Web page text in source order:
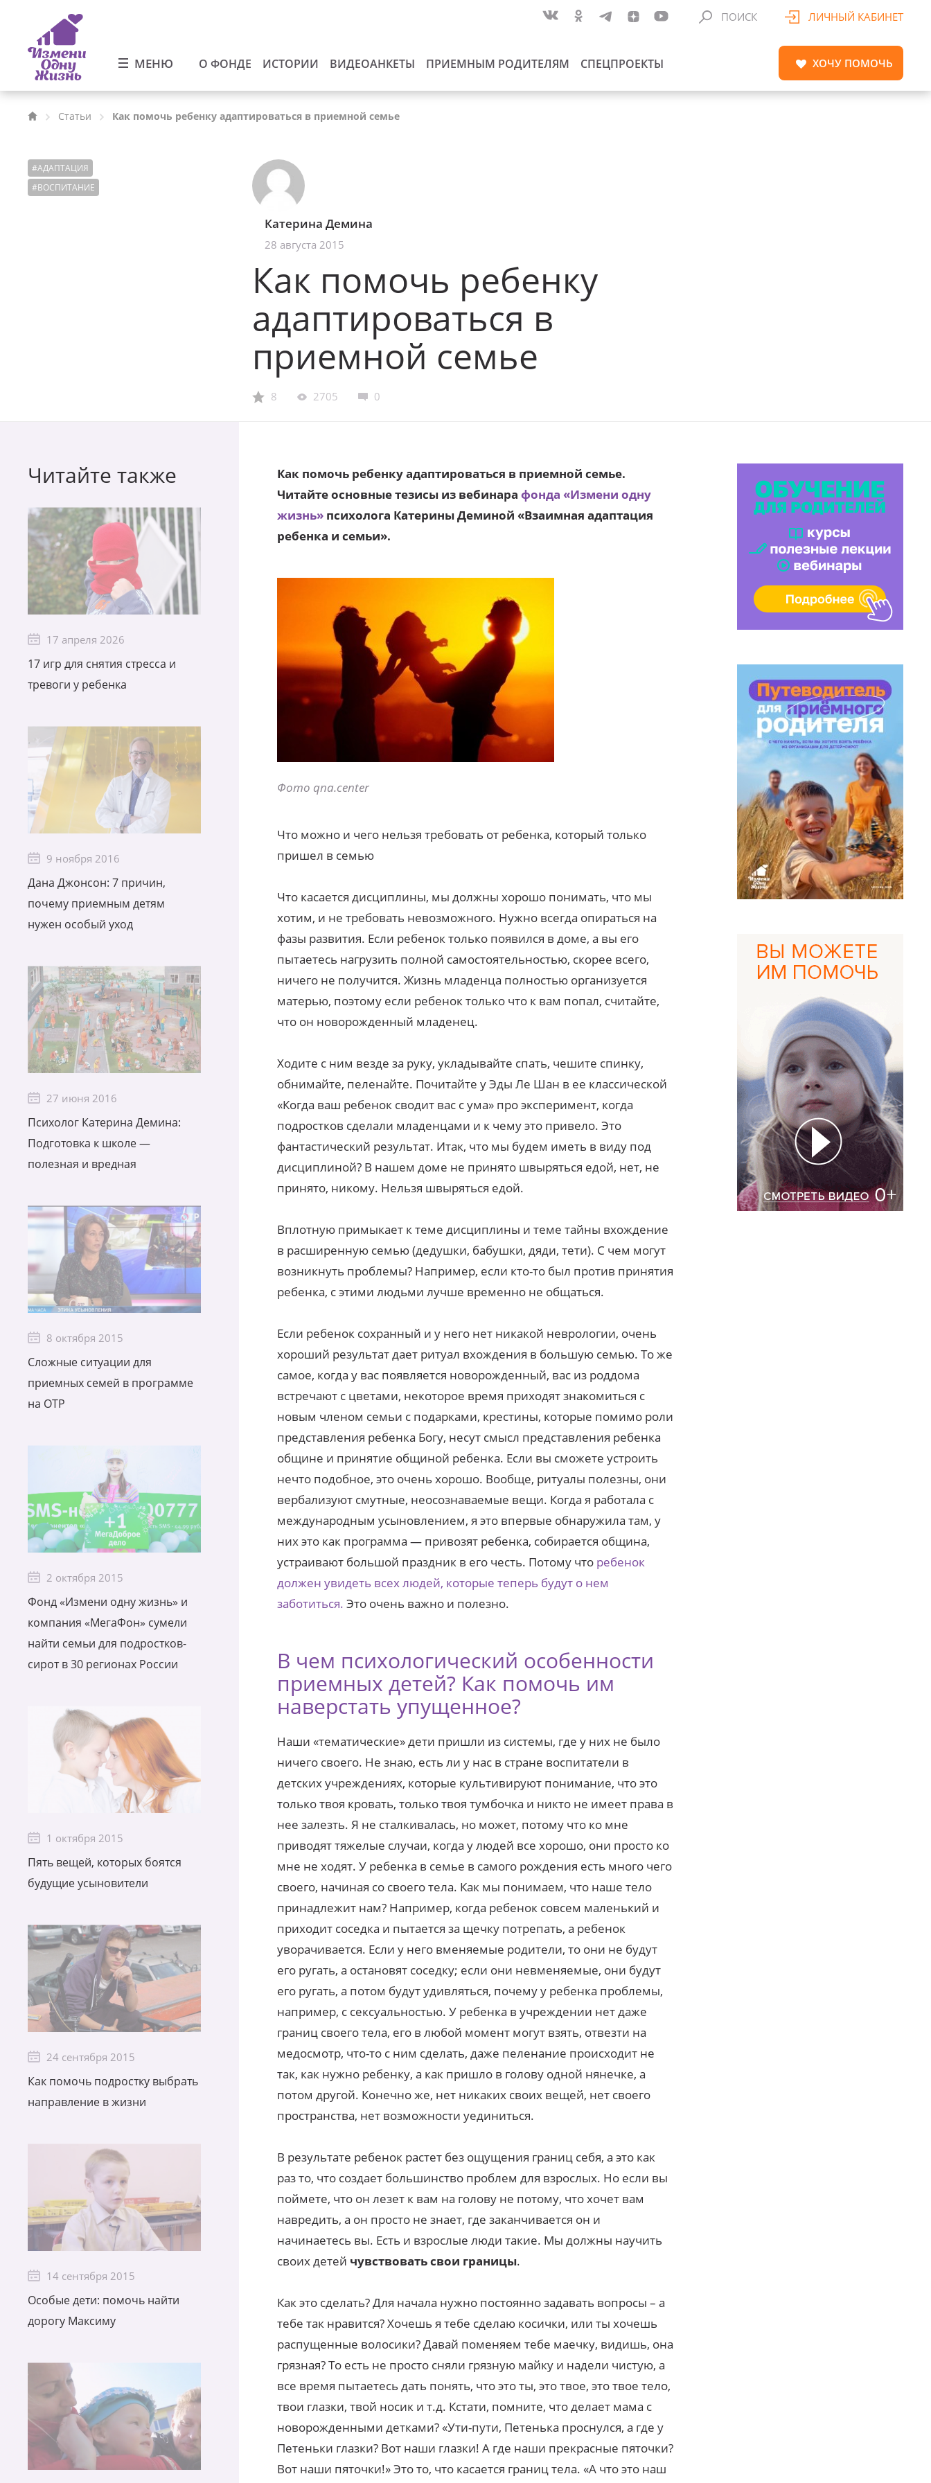
МЕНЮ О ФОНДЕ ИСТОРИИ ВИДЕОАНКЕТЫ ПРИЕМНЫМ РОДИТЕЛЯМ СПЕЦПРОЕКТЫ
ПОИСК ЛИЧНЫЙ КАБИНЕТ
ХОЧУ ПОМОЧЬ
Статьи Как помочь ребенку адаптироваться в приемной семье
#АДАПТАЦИЯ
#ВОСПИТАНИЕ
Катерина Демина
28 августа 2015
Как помочь ребенку
адаптироваться в
приемной семье
8 2705 0
Читайте также
17 апреля 2026
17 игр для снятия стресса и
тревоги у ребенка
9 ноября 2016
Дана Джонсон: 7 причин,
почему приемным детям
нужен особый уход
27 июня 2016
Психолог Катерина Демина:
Подготовка к школе —
полезная и вредная
8 октября 2015
Сложные ситуации для
приемных семей в программе
на ОТР
2 октября 2015
Фонд «Измени одну жизнь» и
компания «МегаФон» сумели
найти семьи для подростков-
сирот в 30 регионах России
1 октября 2015
Пять вещей, которых боятся
будущие усыновители
24 сентября 2015
Как помочь подростку выбрать
направление в жизни
14 сентября 2015
Особые дети: помочь найти
дорогу Максиму
Как помочь ребенку адаптироваться в приемной семье.
Читайте основные тезисы из вебинара фонда «Измени одну
жизнь» психолога Катерины Деминой «Взаимная адаптация
ребенка и семьи».
Фото qna.center
Что можно и чего нельзя требовать от ребенка, который только
пришел в семью
Что касается дисциплины, мы должны хорошо понимать, что мы
хотим, и не требовать невозможного. Нужно всегда опираться на
фазы развития. Если ребенок только появился в доме, а вы его
пытаетесь нагрузить полной самостоятельностью, скорее всего,
ничего не получится. Жизнь младенца полностью организуется
матерью, поэтому если ребенок только что к вам попал, считайте,
что он новорожденный младенец.
Ходите с ним везде за руку, укладывайте спать, чешите спинку,
обнимайте, пеленайте. Почитайте у Эды Ле Шан в ее классической
«Когда ваш ребенок сводит вас с ума» про эксперимент, когда
подростков сделали младенцами и к чему это привело. Это
фантастический результат. Итак, что мы будем иметь в виду под
дисциплиной? В нашем доме не принято швыряться едой, нет, не
принято, никому. Нельзя швыряться едой.
Вплотную примыкает к теме дисциплины и теме тайны вхождение
в расширенную семью (дедушки, бабушки, дяди, тети). С чем могут
возникнуть проблемы? Например, если кто-то был против принятия
ребенка, с этими людьми лучше временно не общаться.
Если ребенок сохранный и у него нет никакой неврологии, очень
хороший результат дает ритуал вхождения в большую семью. То же
самое, когда у вас появляется новорожденный, вас из роддома
встречают с цветами, некоторое время приходят знакомиться с
новым членом семьи с подарками, крестины, которые помимо роли
представления ребенка Богу, несут смысл представления ребенка
общине и принятие общиной ребенка. Если вы сможете устроить
нечто подобное, это очень хорошо. Вообще, ритуалы полезны, они
вербализуют смутные, неосознаваемые вещи. Когда я работала с
международным усыновлением, я это впервые обнаружила там, у
них это как программа — привозят ребенка, собирается община,
устраивают большой праздник в его честь. Потому что ребенок
должен увидеть всех людей, которые теперь будут о нем
заботиться. Это очень важно и полезно.
В чем психологический особенности
приемных детей? Как помочь им
наверстать упущенное?
Наши «тематические» дети пришли из системы, где у них не было
ничего своего. Не знаю, есть ли у нас в стране воспитатели в
детских учреждениях, которые культивируют понимание, что это
только твоя кровать, только твоя тумбочка и никто не имеет права в
нее залезть. Я не сталкивалась, но может, потому что ко мне
приводят тяжелые случаи, когда у людей все хорошо, они просто ко
мне не ходят. У ребенка в семье в самого рождения есть много чего
своего, начиная со своего тела. Как мы понимаем, что наше тело
принадлежит нам? Например, когда ребенок совсем маленький и
приходит соседка и пытается за щечку потрепать, а ребенок
уворачивается. Если у него вменяемые родители, то они не будут
его ругать, а остановят соседку; если они невменяемые, они будут
его ругать, а потом будут удивляться, почему у ребенка проблемы,
например, с сексуальностью. У ребенка в учреждении нет даже
границ своего тела, его в любой момент могут взять, отвезти на
медосмотр, что-то с ним сделать, даже пеленание происходит не
так, как нужно ребенку, а как пришло в голову одной нянечке, а
потом другой. Конечно же, нет никаких своих вещей, нет своего
пространства, нет возможности уединиться.
В результате ребенок растет без ощущения границ себя, а это как
раз то, что создает большинство проблем для взрослых. Но если вы
поймете, что он лезет к вам на голову не потому, что хочет вам
навредить, а он просто не знает, где заканчивается он и
начинаетесь вы. Есть и взрослые люди такие. Мы должны научить
своих детей чувствовать свои границы.
Как это сделать? Для начала нужно постоянно задавать вопросы – а
тебе так нравится? Хочешь я тебе сделаю косички, или ты хочешь
распущенные волосики? Давай поменяем тебе маечку, видишь, она
грязная? То есть не просто сняли грязную майку и надели чистую, а
все время пытаетесь дать понять, что это ты, это твое, это твое тело,
твои глазки, твой носик и т.д. Кстати, помните, что делает мама с
новорожденными детками? «Ути-пути, Петенька проснулся, а где у
Петеньки глазки? Вот наши глазки! А где наши прекрасные пяточки?
Вот наши пяточки!» Это то, что касается границ тела. «А что это наш